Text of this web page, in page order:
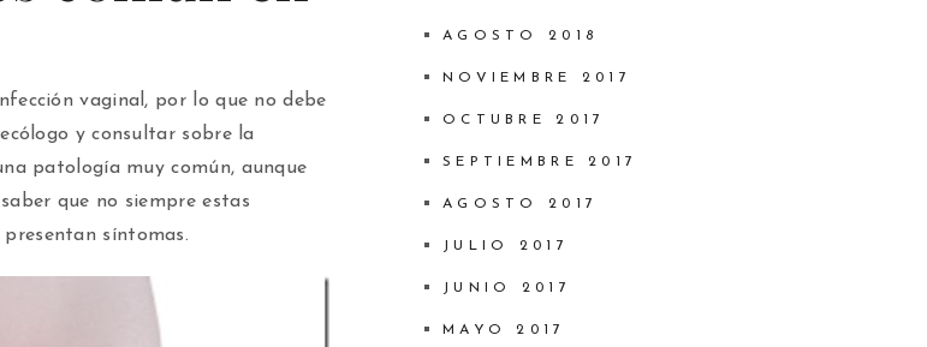
vaginal, por lo que no debe
y consultar sobre la
patología muy común, aunque
que no siempre estas
síntomas.
AGOSTO 2018
NOVIEMBRE 2017
OCTUBRE 2017
SEPTIEMBRE 2017
AGOSTO 2017
JULIO 2017
JUNIO 2017
MAYO 2017